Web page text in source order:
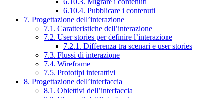
6.10.3. Migrare i contenuti
6.10.4. Pubblicare i contenuti
7. Progettazione dell’interazione
7.1. Caratteristiche dell’interazione
7.2. User stories per definire l’interazione
7.2.1. Differenza tra scenari e user stories
7.3. Flussi di interazione
7.4. Wireframe
7.5. Prototipi interattivi
8. Progettazione dell’interfaccia
8.1. Obiettivi dell’interfaccia